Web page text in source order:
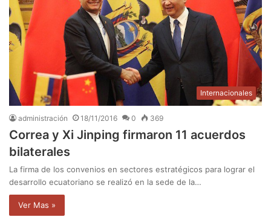
Internacionales
administración 18/11/2016 0 369
Correa y Xi Jinping firmaron 11 acuerdos
bilaterales
La firma de los convenios en sectores estratégicos para lograr el
desarrollo ecuatoriano se realizó en la sede de la…
Ver Mas »